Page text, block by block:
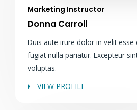
Marketing Instructor
Donna Carroll
Duis aute irure dolor in velit esse
fugiat nulla pariatur. Excepteur
voluptas.
VIEW PROFILE